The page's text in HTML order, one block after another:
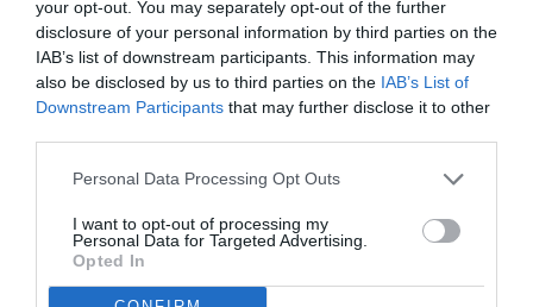
your opt-out. You may separately opt-out of the further
disclosure of your personal information by third parties on the
IAB’s list of downstream participants. This information may
also be disclosed by us to third parties on the IAB’s List of
Downstream Participants that may further disclose it to other
Personal Data Processing Opt Outs
I want to opt-out of processing my
Personal Data for Targeted Advertising.
Opted In
- 11%